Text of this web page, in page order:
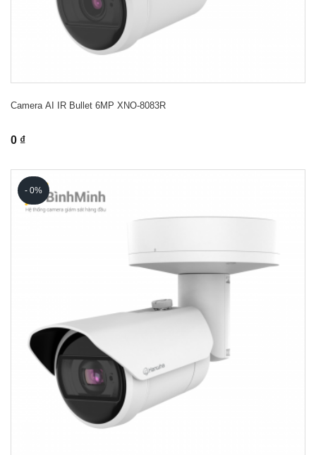
Camera AI IR Bullet 6MP XNO-8083R
0 ₫
- 0%